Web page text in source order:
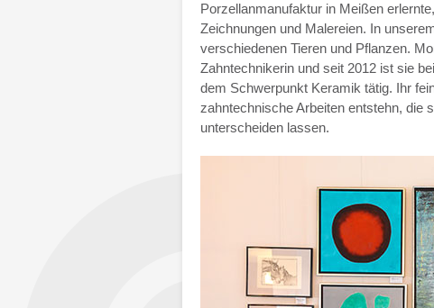
Porzellanmanufaktur in Meißen
Zeichnungen und Malereien. In
verschiedenen Tieren und Pflanzen.
Zahntechnikerin und seit 2012 ist sie
dem Schwerpunkt Keramik tätig. Ihr
zahntechnische Arbeiten entstehn, die
unterscheiden lassen.